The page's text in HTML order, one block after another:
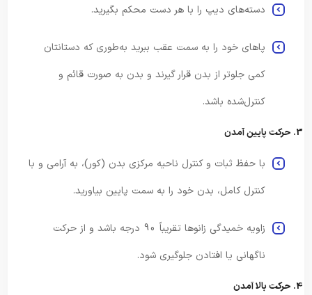
دسته‌های دیپ را با هر دست محکم بگیرید.
پاهای خود را به سمت عقب ببرید به‌طوری که دستانتان
کمی جلوتر از بدن قرار گیرند و بدن به صورت قائم و
کنترل‌شده باشد.
3. حرکت پایین آمدن
با حفظ ثبات و کنترل ناحیه مرکزی بدن (کور)، به آرامی و با
کنترل کامل، بدن خود را به سمت پایین بیاورید.
زاویه خمیدگی زانوها تقریباً 90 درجه باشد و از حرکت
ناگهانی یا افتادن جلوگیری شود.
4. حرکت بالا آمدن